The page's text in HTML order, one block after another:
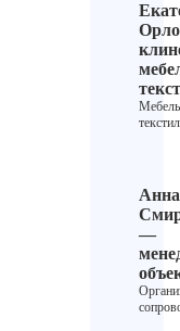
Анна
—